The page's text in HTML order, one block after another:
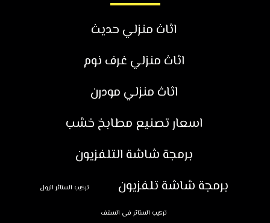
اثاث منزلي حديث
اثاث منزلي غرف نوم
اثاث منزلي مودرن
اسعار تصنيع مطابخ خشب
برمجة شاشة التلفزيون
برمجة شاشة تلفزيون
تركيب الستائر الرول
تركيب الستائر في السقف